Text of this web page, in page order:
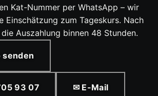
Kat-Nummer per WhatsApp – wir
Einschätzung zum Tageskurs. Nach
Auszahlung binnen 48 Stunden.
senden
93 07 ✉ E-Mail